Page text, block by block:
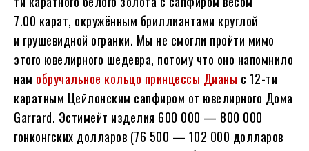
7.00 карат, окружённым бриллиантами круглой
и грушевидной огранки. Мы не смогли пройти мимо
этого ювелирного шедевра, потому что оно напомнило
нам обручальное кольцо принцессы Дианы с 12-ти
каратным Цейлонским сапфиром от ювелирного Дома
Garrard. Эстимейт изделия 600 000 — 800 000
гонконгских долларов (76 500 — 102 000 долларов